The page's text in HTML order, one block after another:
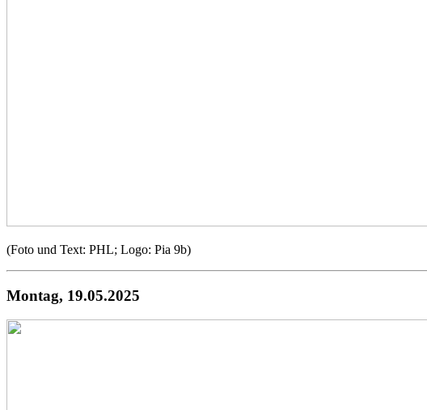
(Foto und Text: PHL; Logo: Pia 9b)
​Montag, 19.05.2025